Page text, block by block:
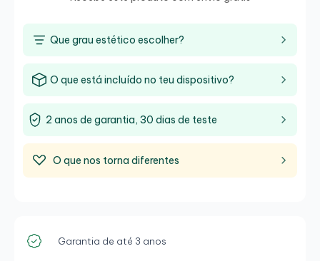
Que grau estético escolher?
O que está incluído no teu dispositivo?
2 anos de garantia, 30 dias de teste
O que nos torna diferentes
Garantia de até 3 anos